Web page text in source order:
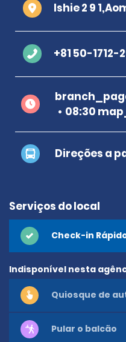
Ishie 2 9
+81 50-1712-
08:30
Direções a
Serviços do local
Check-in
Indisponível nesta
Quiosque de
Pular o balcão